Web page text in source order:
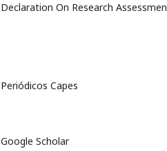
Declaration On Research
Periódicos Capes
Google Scholar